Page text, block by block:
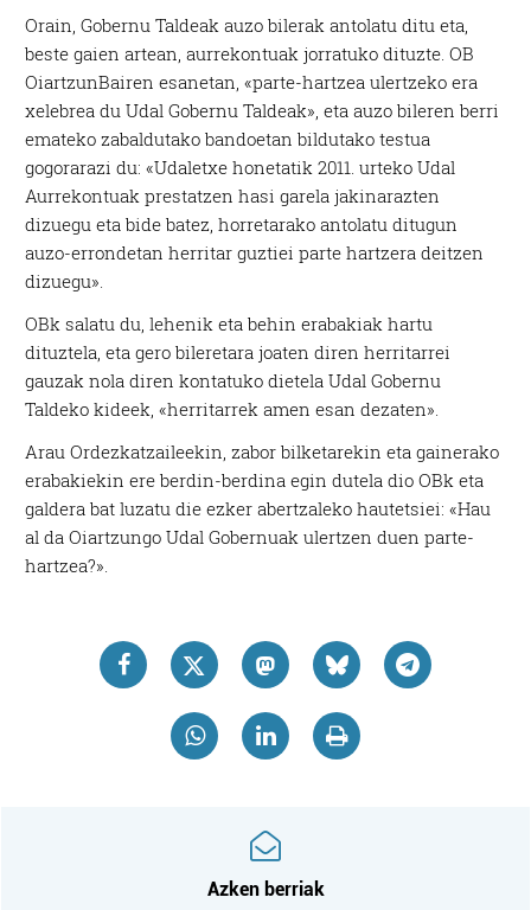
Orain, Gobernu Taldeak auzo bilerak antolatu ditu eta,
beste gaien artean, aurrekontuak jorratuko dituzte. OB
OiartzunBairen esanetan, «parte-hartzea ulertzeko era
xelebrea du Udal Gobernu Taldeak», eta auzo bileren berri
emateko zabaldutako bandoetan bildutako testua
gogorarazi du: «Udaletxe honetatik 2011. urteko Udal
Aurrekontuak prestatzen hasi garela jakinarazten
dizuegu eta bide batez, horretarako antolatu ditugun
auzo-errondetan herritar guztiei parte hartzera deitzen
dizuegu».
OBk salatu du, lehenik eta behin erabakiak hartu
dituztela, eta gero bileretara joaten diren herritarrei
gauzak nola diren kontatuko dietela Udal Gobernu
Taldeko kideek, «herritarrek amen esan dezaten».
Arau Ordezkatzaileekin, zabor bilketarekin eta gainerako
erabakiekin ere berdin-berdina egin dutela dio OBk eta
galdera bat luzatu die ezker abertzaleko hautetsiei: «Hau
al da Oiartzungo Udal Gobernuak ulertzen duen parte-
hartzea?».
Azken berriak